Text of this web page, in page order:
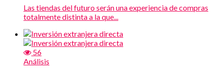
Las tiendas del futuro serán una experiencia de compras
totalmente distinta a la que...
56
Análisis